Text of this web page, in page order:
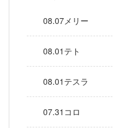
08.07メリー
08.01テト
08.01テスラ
07.31コロ